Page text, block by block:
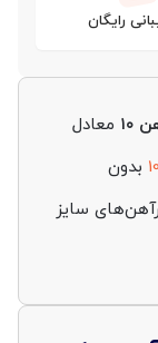
رایگان
معادل
بدون
سایز
و اختلاف
هزینه